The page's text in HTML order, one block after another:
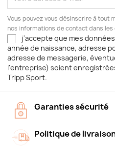
Vous pouvez vous désinscrire à tout
nos informations de contact dans
j'accepte que mes
année de naissance, adresse
adresse de messagerie,
l'entreprise) soient
Tripp Sport.
Garanties sécurité
Politique de